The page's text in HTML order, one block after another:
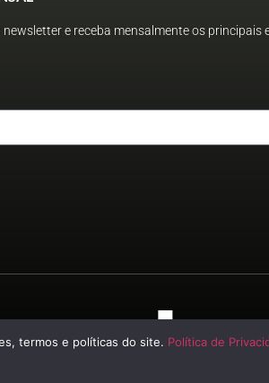
newsletter e receba mensalmente os principais
termos e políticas do site. Política de